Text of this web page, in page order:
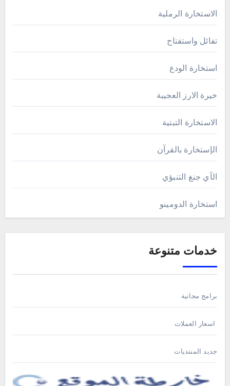
الاستخارة الرملية
تفائل واستفتاح
استخارة الودع
خيرة الارز العجيبة
الاستخارة التبتية
الإستخارة بالقرآن
الآي جنغ التنبؤي
استخارة الدومينو
خدمات متنوعة
برامج مجانية
اسعار العملات
جديد المنتديات